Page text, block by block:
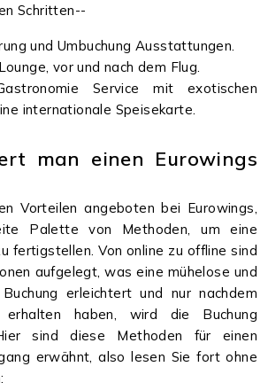
Schritten--
und Umbuchung Ausstattungen.
vor und nach dem Flug.
Service mit exotischen
internationale Speisekarte.
man einen Eurowings
Vorteilen angeboten bei Eurowings,
Palette von Methoden, um eine
fertigstellen. Von online zu offline sind
aufgelegt, was eine mühelose und
erleichtert und nur nachdem
haben, wird die Buchung
sind diese Methoden für einen
erwähnt, also lesen Sie fort ohne